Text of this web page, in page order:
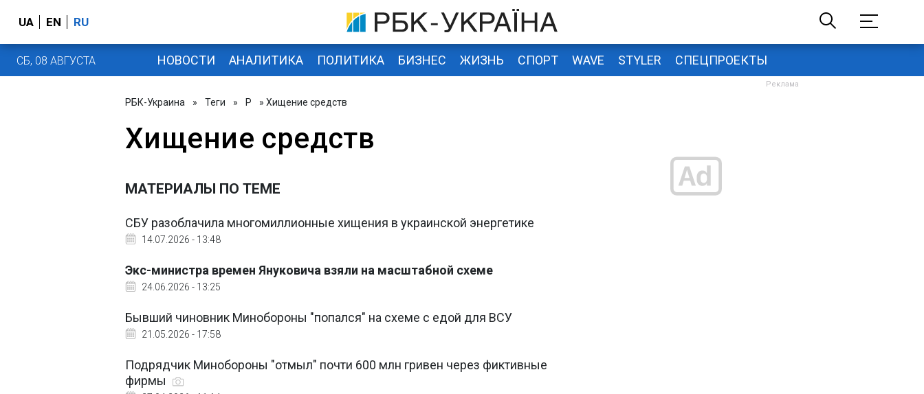
UA EN RU
СБ, 08 АВГУСТА НОВОСТИ АНАЛИТИКА ПОЛИТИКА БИЗНЕС ЖИЗНЬ СПОРТ WAVE STYLER СПЕЦПРОЕКТЫ
РБК-Украина » Теги » Р » Хищение средств
Хищение средств
МАТЕРИАЛЫ ПО ТЕМЕ
СБУ разоблачила многомиллионные хищения в украинской энергетике
14.07.2026 - 13:48
Экс-министра времен Януковича взяли на масштабной схеме
24.06.2026 - 13:25
Бывший чиновник Минобороны "попался" на схеме с едой для ВСУ
21.05.2026 - 17:58
Подрядчик Минобороны "отмыл" почти 600 млн гривен через фиктивные
фирмы